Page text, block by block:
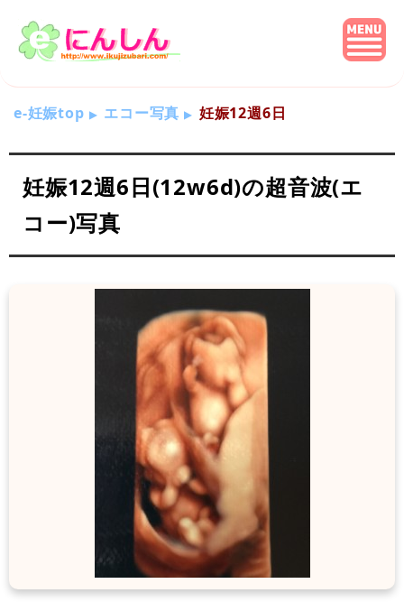
e-妊娠top エコー写真 妊娠12週6日
妊娠12週6日(12w6d)の超音波(エ
コー)写真